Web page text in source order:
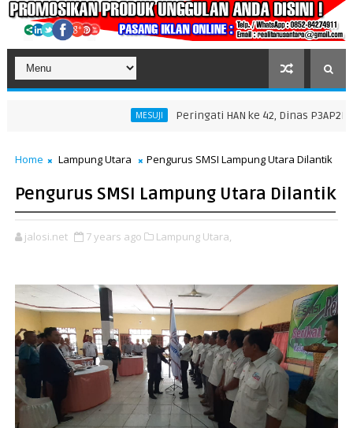
Peringati HAN ke 42, Dinas P3AP2KB
Home Lampung Utara Pengurus SMSI Lampung Utara Dilantik
Pengurus SMSI Lampung Utara Dilantik
jalosi.net 7 years ago Lampung Utara,